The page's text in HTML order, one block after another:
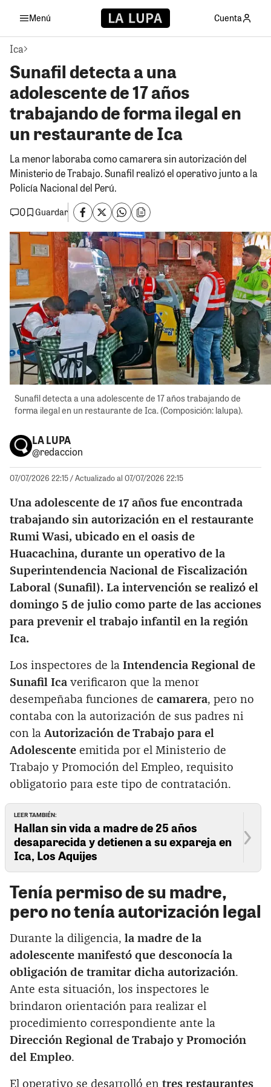
Menú Cuenta
Ica
Sunafil detecta a una
adolescente de 17 años
trabajando de forma ilegal en
un restaurante de Ica
La menor laboraba como camarera sin autorización del
Ministerio de Trabajo. Sunafil realizó el operativo junto a la
Policía Nacional del Perú.
0
Guardar
Sunafil detecta a una adolescente de 17 años trabajando de
forma ilegal en un restaurante de Ica. (Composición: lalupa).
LA LUPA
@redaccion
07/07/2026 22:15/ Actualizado al 07/07/2026 22:15
Una adolescente de 17 años fue encontrada
trabajando sin autorización en el restaurante
Rumi Wasi, ubicado en el oasis de
Huacachina, durante un operativo de la
Superintendencia Nacional de Fiscalización
Laboral (Sunafil). La intervención se realizó el
domingo 5 de julio como parte de las acciones
para prevenir el trabajo infantil en la región
Ica.
Los inspectores de la Intendencia Regional de
Sunafil Ica verificaron que la menor
desempeñaba funciones de camarera, pero no
contaba con la autorización de sus padres ni
con la Autorización de Trabajo para el
Adolescente emitida por el Ministerio de
Trabajo y Promoción del Empleo, requisito
obligatorio para este tipo de contratación.
LEER TAMBIÉN:
Hallan sin vida a madre de 25 años
desaparecida y detienen a su expareja en
Ica, Los Aquijes
Tenía permiso de su madre,
pero no tenía autorización legal
Durante la diligencia, la madre de la
adolescente manifestó que desconocía la
obligación de tramitar dicha autorización.
Ante esta situación, los inspectores le
brindaron orientación para realizar el
procedimiento correspondiente ante la
Dirección Regional de Trabajo y Promoción
del Empleo.
El operativo se desarrolló en tres restaurantes